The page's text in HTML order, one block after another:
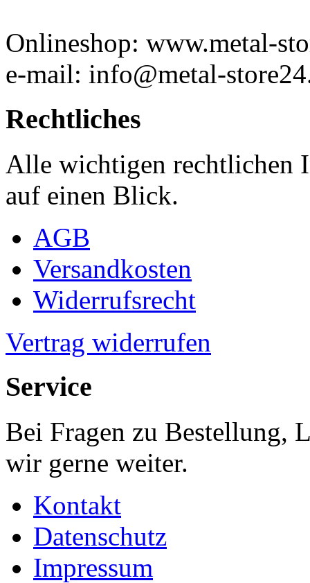
Onlineshop: www.metal-
e-mail: info@metal-
Rechtliches
Alle wichtigen rechtlichen
auf einen Blick.
AGB
Versandkosten
Widerrufsrecht
Vertrag widerrufen
Service
Bei Fragen zu Bestellung,
wir gerne weiter.
Kontakt
Datenschutz
Impressum